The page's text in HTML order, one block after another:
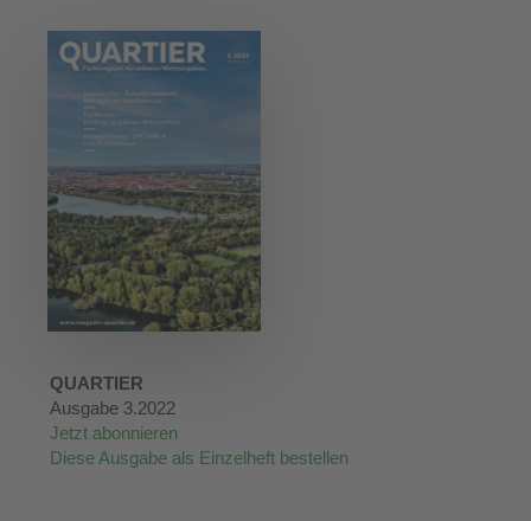
QUARTIER
Ausgabe 3.2022
Jetzt abonnieren
Diese Ausgabe als Einzelheft bestellen